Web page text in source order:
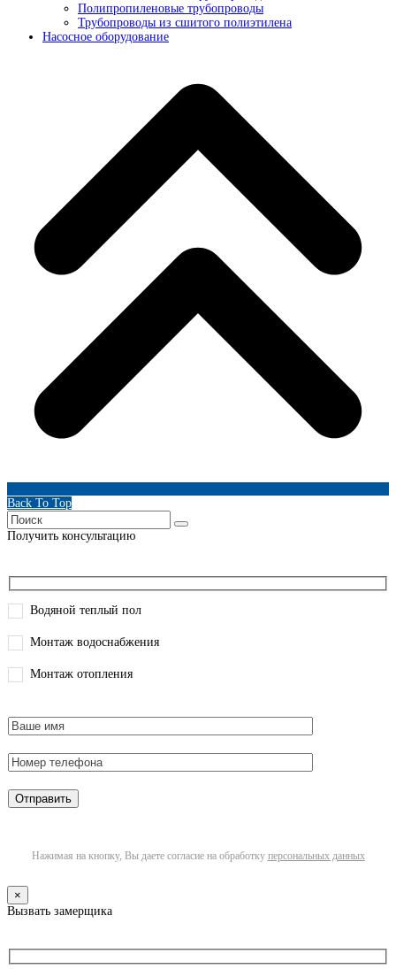
Полипропиленовые трубопроводы
Трубопроводы из сшитого полиэтилена
Насосное оборудование
Back To Top
Получить консультацию
Водяной теплый пол
Монтаж водоснабжения
Монтаж отопления
Нажимая на кнопку, Вы даете согласие на обработку персональных данных
×
Вызвать замерщика